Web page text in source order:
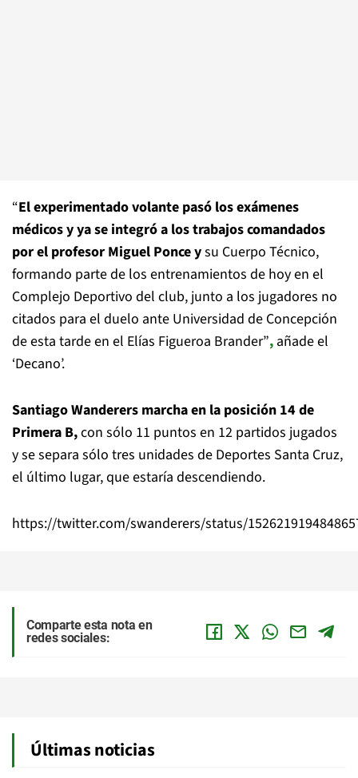
“El experimentado volante pasó los exámenes
médicos y ya se integró a los trabajos comandados
por el profesor Miguel Ponce ysu Cuerpo Técnico,
formando parte de los entrenamientos de hoy en el
Complejo Deportivo del club, junto a los jugadores no
citados para el duelo ante Universidad de Concepción
de esta tarde en el Elías Figueroa Brander”, añade el
‘Decano’.
Santiago Wanderers marcha en la posición 14 de
Primera B,con sólo 11 puntos en 12 partidos jugados
y se separa sólo tres unidades de Deportes Santa Cruz,
el último lugar, que estaría descendiendo.
https://twitter.com/swanderers/status/
Comparte esta nota en
redes sociales:
Últimas noticias